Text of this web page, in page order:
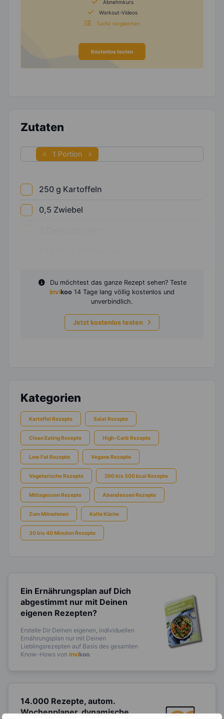
Abnehmkurs
Workout-Videos
Tarife vergleichen
Kostenlos testen
Zutaten
1 Portion
250 g Kartoffeln
0,5 Zwiebel
Du möchtest das ganze Rezept sehen? Teste
invikoo 14 Tage lang völlig kostenlos und
unverbindlich.
Jetzt kostenlos testen
Kategorien
Kartoffel Rezepte Salat Rezepte
Clean Eating Rezepte High-Carb Rezepte
Low Fat Rezepte Vegane Rezepte
Vegetarische Rezepte 200 bis 300 kcal Rezepte
Mittagessen Rezepte Abendessen Rezepte
Zum Mitnehmen Kalte Küche
30 bis 40 Minuten Rezepte
Ein Ernährungsplan auf Dich
abgestimmt nur mit Deinen
eigenen Rezepten?
Erstelle Dir Deinen eigenen, individuellen
Ernährungsplan nur mit Deinen
Lieblingsrezepten auf Basis des gesamten
Know-Hows von invikoo
14.000 Rezepte, autom.
Wochenplaner,dynamische